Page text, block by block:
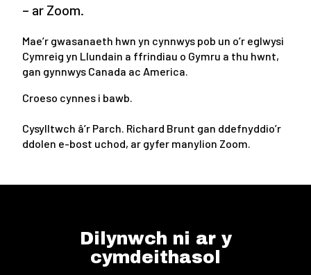
– ar Zoom.
Mae’r gwasanaeth hwn yn cynnwys pob un o’r eglwysi
Cymreig yn Llundain a ffrindiau o Gymru a thu hwnt,
gan gynnwys Canada ac America.
Croeso cynnes i bawb.
Cysylltwch â’r Parch. Richard Brunt gan ddefnyddio’r
ddolen e-bost uchod, ar gyfer manylion Zoom.
Dilynwch ni ar y
cymdeithasol